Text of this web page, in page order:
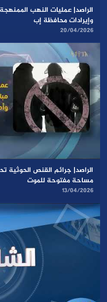
الراصد| عمليات النهب
وإيرادات محافظة إب
20/04/2026
الراصد| جرائم القنص الحوثية
مساحة مفتوحة للموت
13/04/2026